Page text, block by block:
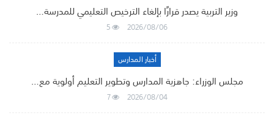
وزير التربية يصدر قرارًا بإلغاء الترخيص التعليمي للمدرسة…
2026/08/06
5
أخبار المدارس
مجلس الوزراء: جاهزية المدارس وتطوير التعليم أولوية مع…
2026/08/04
7